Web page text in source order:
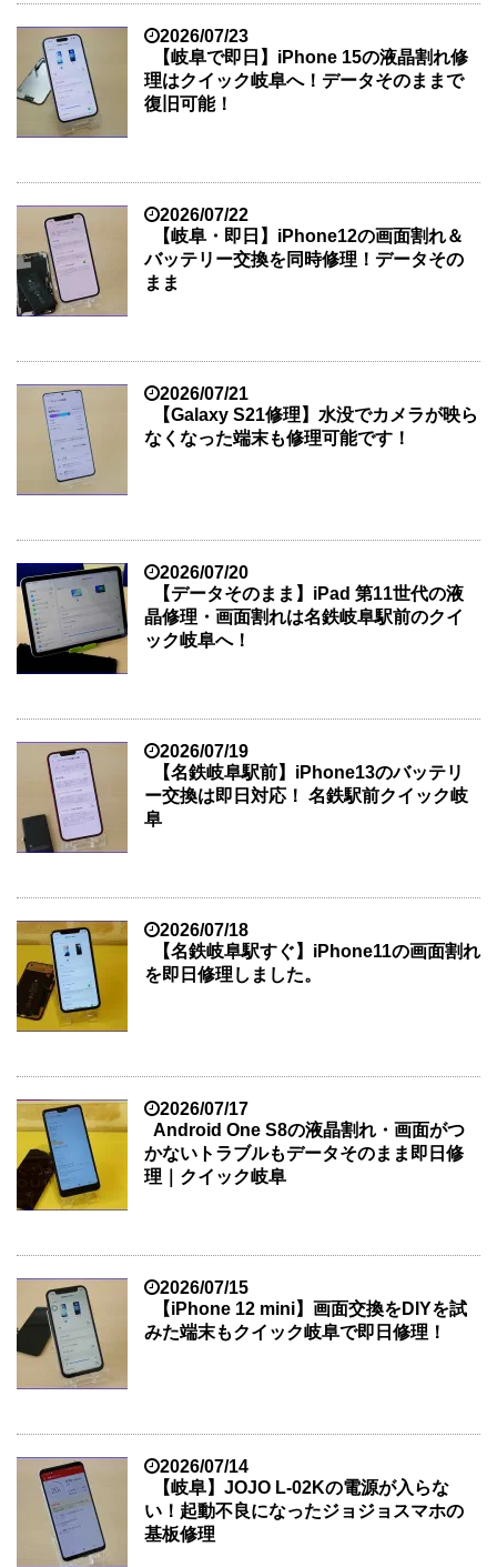
2026/07/23
【岐阜で即日】iPhone 15の液晶割れ修
理はクイック岐阜へ！データそのままで
復旧可能！
2026/07/22
【岐阜・即日】iPhone12の画面割れ＆
バッテリー交換を同時修理！データその
まま
2026/07/21
【Galaxy S21修理】水没でカメラが映ら
なくなった端末も修理可能です！
2026/07/20
【データそのまま】iPad 第11世代の液
晶修理・画面割れは名鉄岐阜駅前のクイ
ック岐阜へ！
2026/07/19
【名鉄岐阜駅前】iPhone13のバッテリ
ー交換は即日対応！ 名鉄駅前クイック岐
阜
2026/07/18
【名鉄岐阜駅すぐ】iPhone11の画面割れ
を即日修理しました。
2026/07/17
Android One S8の液晶割れ・画面がつ
かないトラブルもデータそのまま即日修
理｜クイック岐阜
2026/07/15
【iPhone 12 mini】画面交換をDIYを試
みた端末もクイック岐阜で即日修理！
2026/07/14
【岐阜】JOJO L-02Kの電源が入らな
い！起動不良になったジョジョスマホの
基板修理